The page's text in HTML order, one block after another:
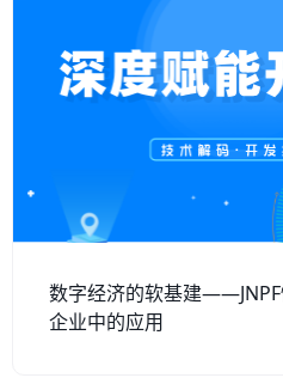
数字经济的软基建
企业中的应用